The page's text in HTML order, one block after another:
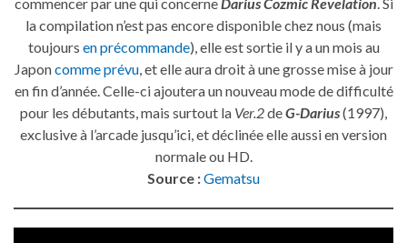
la compilation n’est pas encore disponible chez nous (mais
toujours en précommande), elle est sortie il y a un mois au
Japoncomme prévu, et elle aura droit à une grosse mise à jour
en fin d’année. Celle-ci ajoutera un nouveau mode de difficulté
pour les débutants, mais surtout la Ver.2deG-Darius(1997),
exclusive à l’arcade jusqu’ici, et déclinée elle aussi en version
normale ou HD.
Source :Gematsu